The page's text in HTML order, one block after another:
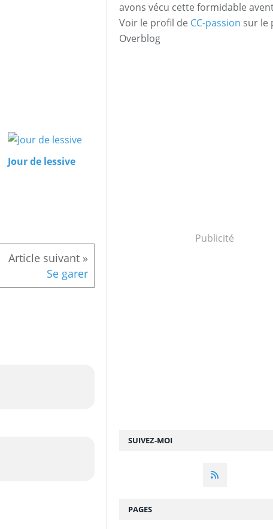
Jour de lessive
Se garer
SUIVEZ-MOI
avons vécu cette formidable
Voir le profil de CC-passion sur le
Overblog
Publicité
PAGES